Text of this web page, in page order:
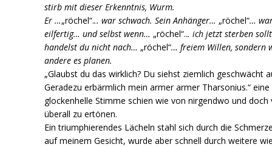
stirb mit dieser Erkenntnis, Wurm.
Er …„röchel“... war schwach. Sein Anhänger… „röchel“…
eilfertig… und selbst wenn… „röchel“... ich jetzt sterben
handelst du nicht nach… „röchel“… freiem Willen, sondern
andere es planen.
„Glaubst du das wirklich? Du siehst ziemlich geschwächt
Geradezu erbärmlich mein armer armer Tharsonius.“ eine
glockenhelle Stimme schien wie von nirgendwo und doch
überall zu ertönen.
Ein triumphierendes Lächeln stahl sich durch die
auf meinem Gesicht, wurde aber schnell durch weitere